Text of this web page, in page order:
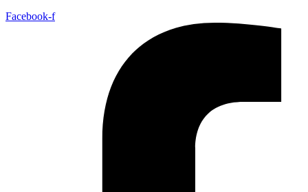
Facebook-f